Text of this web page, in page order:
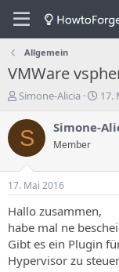
Allgemein
VMWare
E
s
t
e
l
e
r
d
e
s
T
Simone-Alicia
E
s
g
s
d
a
17.
S Simone-
Member
17. Mai 2016
Hallo zusammen,
habe mal ne
Gibt es ein Plugin
Hypervisor zu